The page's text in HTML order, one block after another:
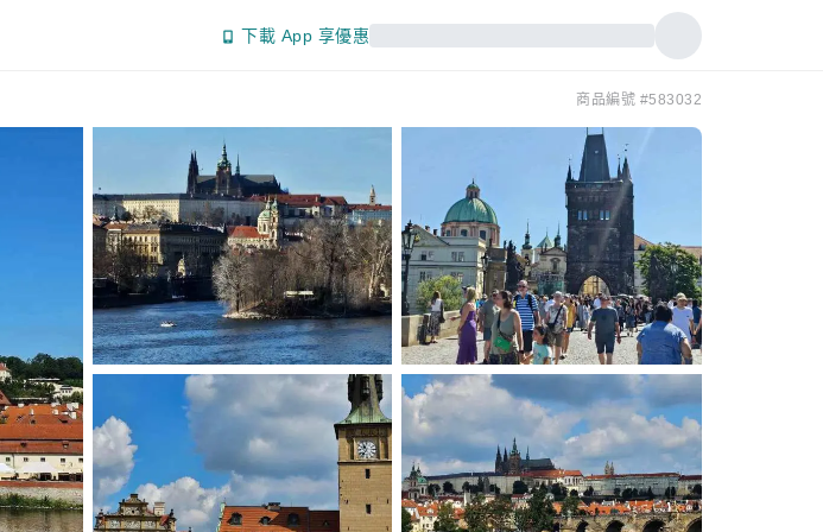
下載 App 享優惠
商品編號 #583032